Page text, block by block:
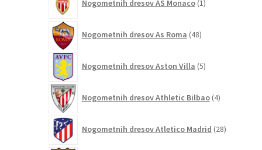
Nogometnih dresov AS Monaco 1izdelek
Nogometnih dresov As Roma 48izdelkov
Nogometnih dresov Aston Villa 5izdelkov
Nogometnih dresov Athletic Bilbao 4izdelki
Nogometnih dresov Atletico Madrid 28izdelkov